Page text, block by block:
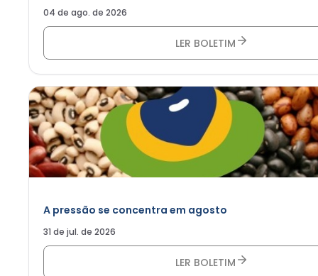
04 de ago. de 2026
LER BOLETIM
A pressão se concentra em agosto
31 de jul. de 2026
LER BOLETIM